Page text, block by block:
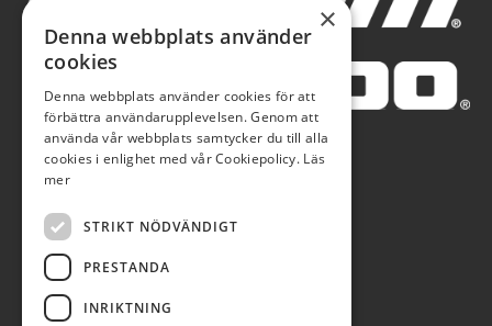
×
Denna webbplats använder
cookies
Denna webbplats använder cookies för att
förbättra användarupplevelsen. Genom att
använda vår webbplats samtycker du till alla
cookies i enlighet med vår Cookiepolicy. Läs
mer
STRIKT NÖDVÄNDIGT
PRESTANDA
INRIKTNING